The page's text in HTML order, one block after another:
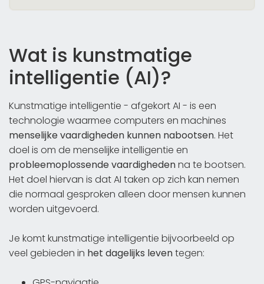
Wat is kunstmatige
intelligentie (AI)?
Kunstmatige intelligentie - afgekort AI - is een
technologie waarmee computers en machines
menselijke vaardigheden kunnen nabootsen. Het
doel is om de menselijke intelligentie en
probleemoplossende vaardighedenna te bootsen.
Het doel hiervan is dat AI taken op zich kan nemen
die normaal gesproken alleen door mensen kunnen
worden uitgevoerd.
Je komt kunstmatige intelligentie bijvoorbeeld op
veel gebieden in het dagelijks leventegen: